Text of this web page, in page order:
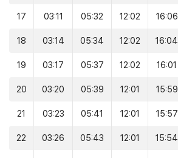
17 03:11 05:32 12:02 16:06
18 03:14 05:34 12:02 16:04
19 03:17 05:37 12:02 16:01
20 03:20 05:39 12:01 15:59
21 03:23 05:41 12:01 15:57
22 03:26 05:43 12:01 15:54